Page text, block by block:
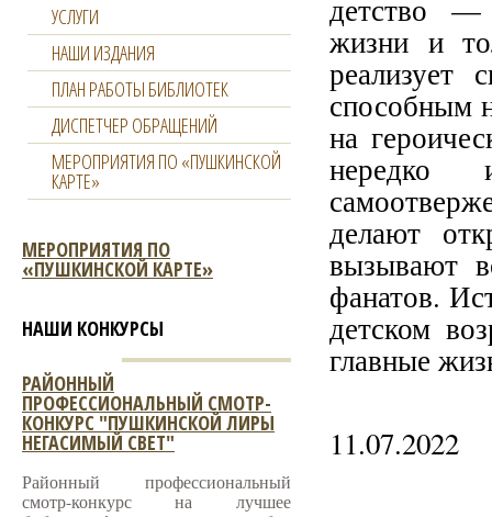
детство —
жизни и
реализует
способным
на
нередко
делают
вызывают
фанатов.
детском
главные
11.07.2022
УСЛУГИ
НАШИ ИЗДАНИЯ
ПЛАН РАБОТЫ БИБЛИОТЕК
ДИСПЕТЧЕР ОБРАЩЕНИЙ
МЕРОПРИЯТИЯ ПО «ПУШКИНСКОЙ
КАРТЕ»
МЕРОПРИЯТИЯ ПО
«ПУШКИНСКОЙ КАРТЕ»
НАШИ КОНКУРСЫ
РАЙОННЫЙ
ПРОФЕССИОНАЛЬНЫЙ СМОТР-
КОНКУРС "ПУШКИНСКОЙ ЛИРЫ
НЕГАСИМЫЙ СВЕТ"
Районный профессиональный
смотр-конкурс на лучшее